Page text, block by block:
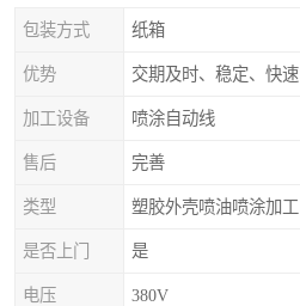
包装方式 纸箱
优势 交期及时、稳定、快速
加工设备 喷涂自动线
售后 完善
类型 塑胶外壳喷油喷涂加工
是否上门 是
电压 380V